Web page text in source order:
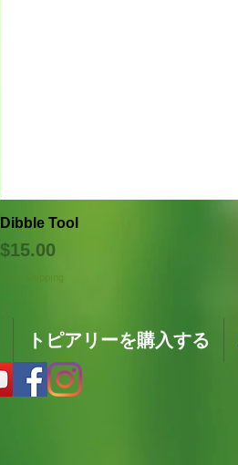
Dibble Tool
価格
$15.00
トピアリーを購入する